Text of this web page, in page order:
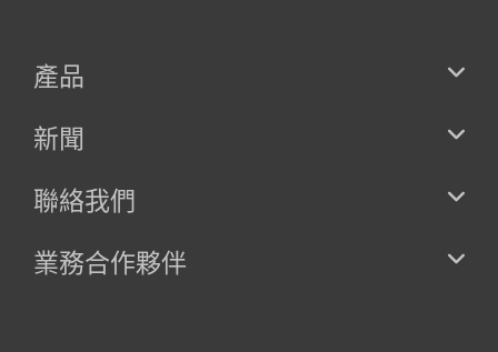
產品
新聞
聯絡我們
業務合作夥伴